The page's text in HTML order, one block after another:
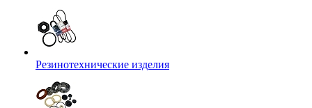
Резинотехнические изделия